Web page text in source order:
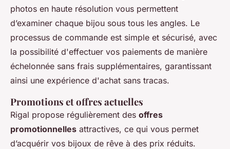
photos en haute résolution vous permettent
d’examiner chaque bijou sous tous les angles. Le
processus de commande est simple et sécurisé, avec
la possibilité d'effectuer vos paiements de manière
échelonnée sans frais supplémentaires, garantissant
ainsi une expérience d'achat sans tracas.
Promotions et offres actuelles
Rigal propose régulièrement des offres
promotionnelles attractives, ce qui vous permet
d’acquérir vos bijoux de rêve à des prix réduits.